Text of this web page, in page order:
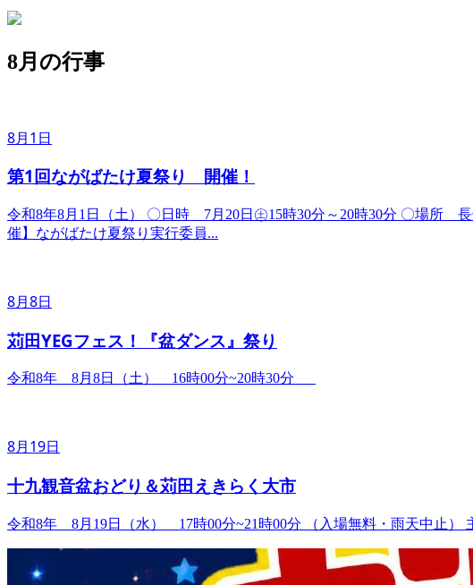
8月の行事
8月1日
第1回ながばたけ夏祭り 開催！
令和8年8月1日（土） ​〇日時 7月20日㊏15時30分～20時30分 〇場所
催】ながばたけ夏祭り実行委員...
8月8日
苅田YEGフェス！『盆ダンス』祭り
令和8年 8月8日（土） 16時00分~20時30分
8月19日
十九観音盆おどり＆苅田えきらく大市
令和8年 8月19日（水） 17時00分~21時00分 （入場無料・雨天中止）